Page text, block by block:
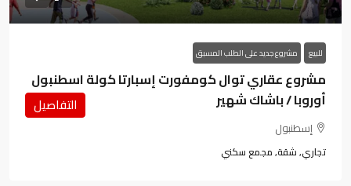
للبيع مشروع جديد على الطلب المسبق
مشروع عقاري توال كومفورت إسبارتا كولة اسطنبول
أوروبا / باشاك شهير
إسطنبول
تجاري, شقة, مجمع سكني
التفاصيل